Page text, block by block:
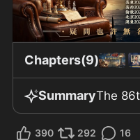
Chapters(9)
Summary
390 292 16